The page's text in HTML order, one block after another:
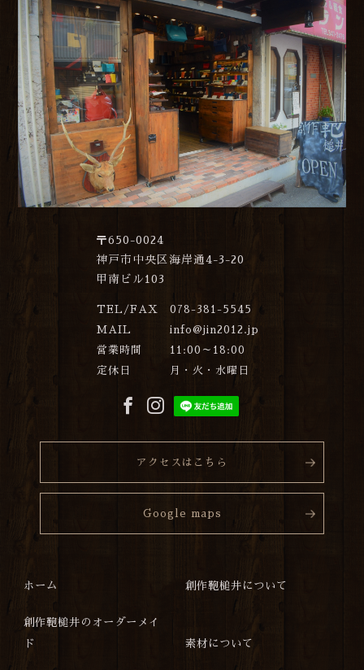
〒650-0024
神戸市中央区海岸通4-3-20
甲南ビル103
TEL/FAX
078-381-5545
MAIL
info@jin2012.jp
営業時間
11:00～18:00
定休日
月・火・水曜日
アクセスはこちら
Google maps
ホーム 創作鞄槌井について
創作鞄槌井のオーダーメイ
ド
素材について